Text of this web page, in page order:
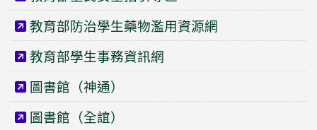
教育部防治學生藥物濫用資源網
教育部學生事務資訊網
圖書館（神通）
圖書館（全誼）